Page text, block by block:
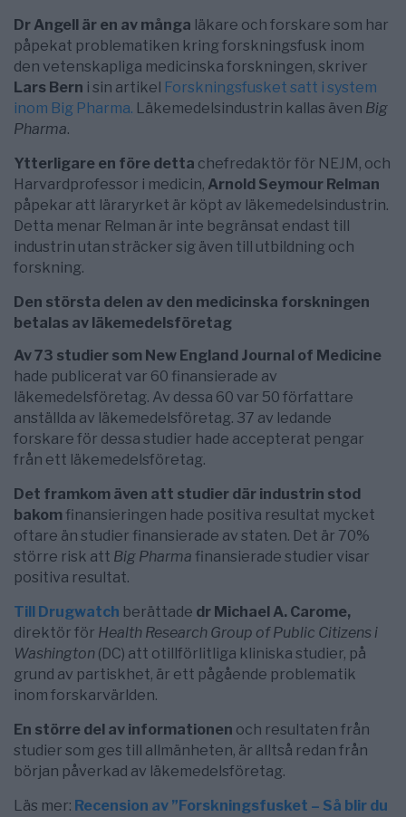
Dr Angell är en av många läkare och forskare som har
påpekat problematiken kring forskningsfusk inom
den vetenskapliga medicinska forskningen, skriver
Lars Bern i sin artikel Forskningsfusket satt i system
inom Big Pharma. Läkemedelsindustrin kallas även Big
Pharma.
Ytterligare en före detta chefredaktör för NEJM, och
Harvardprofessor i medicin, Arnold Seymour Relman
påpekar att läraryrket är köpt av läkemedelsindustrin.
Detta menar Relman är inte begränsat endast till
industrin utan sträcker sig även till utbildning och
forskning.
Den största delen av den medicinska forskningen
betalas av läkemedelsföretag
Av73 studier som New England Journal of Medicine
hade publicerat var 60 finansierade av
läkemedelsföretag. Av dessa 60 var 50 författare
anställda av läkemedelsföretag. 37 av ledande
forskare för dessa studier hade accepterat pengar
från ett läkemedelsföretag.
Det framkom även att studier där industrin stod
bakom finansieringen hade positiva resultat mycket
oftare än studier finansierade av staten. Det är 70%
större risk att Big Pharma finansierade studier visar
positiva resultat.
Till Drugwatch berättade dr Michael A. Carome,
direktör för Health Research Group of Public Citizens i
Washington (DC) att otillförlitliga kliniska studier, på
grund av partiskhet, är ett pågående problematik
inom forskarvärlden.
En större del av informationen och resultaten från
studier som ges till allmänheten, är alltså redan från
början påverkad av läkemedelsföretag.
Läs mer: Recension av ”Forskningsfusket – Så blir du